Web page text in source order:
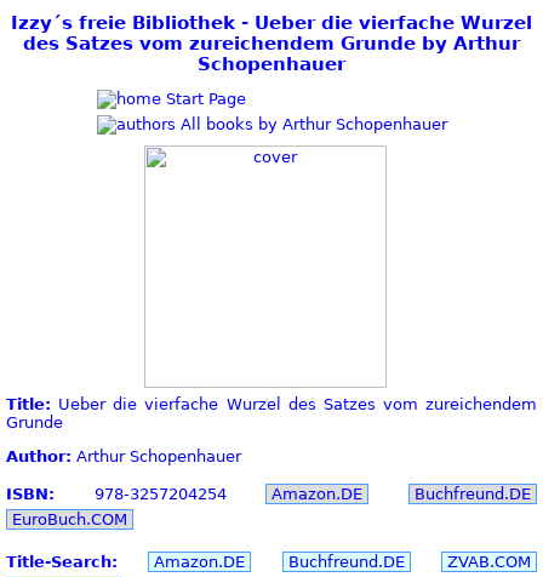
Izzy´s freie Bibliothek - Ueber die vierfache Wurzel
des Satzes vom zureichendem Grunde by Arthur
Schopenhauer
Start Page
All books by Arthur Schopenhauer
Title: Ueber die vierfache Wurzel des Satzes vom zureichendem
Grunde
Author: Arthur Schopenhauer
ISBN: 978-3257204254 Amazon.DE
Buchfreund.DE
EuroBuch.COM
Title-Search: Amazon.DE Buchfreund.DE
ZVAB.COM